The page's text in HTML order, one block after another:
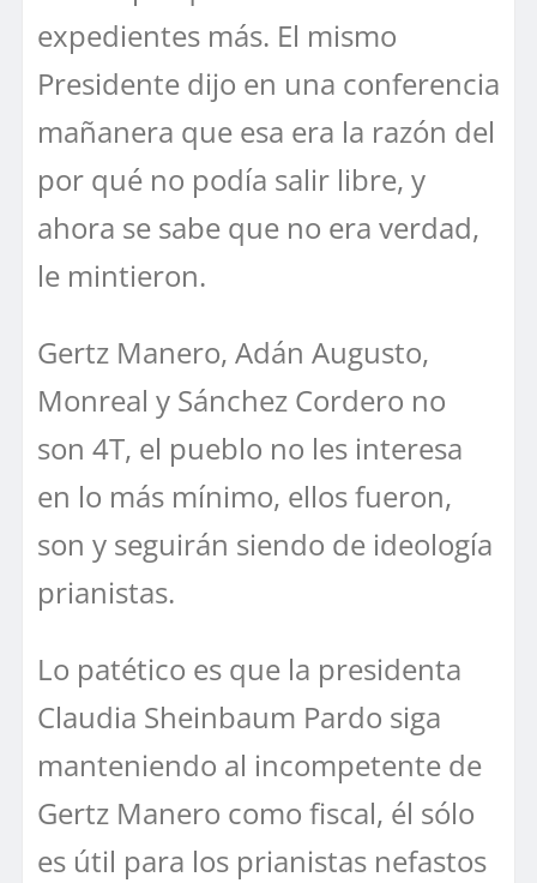
expedientes más. El mismo
Presidente dijo en una conferencia
mañanera que esa era la razón del
por qué no podía salir libre, y
ahora se sabe que no era verdad,
le mintieron.
Gertz Manero, Adán Augusto,
Monreal y Sánchez Cordero no
son 4T, el pueblo no les interesa
en lo más mínimo, ellos fueron,
son y seguirán siendo de ideología
prianistas.
Lo patético es que la presidenta
Claudia Sheinbaum Pardo siga
manteniendo al incompetente de
Gertz Manero como fiscal, él sólo
es útil para los prianistas nefastos